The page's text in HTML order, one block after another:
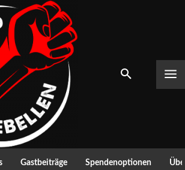
Gastbeiträge Spendenoptionen